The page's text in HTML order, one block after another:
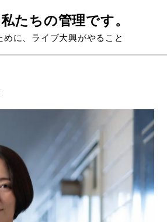
たちの管理です。
めに、ライブ大興がやること